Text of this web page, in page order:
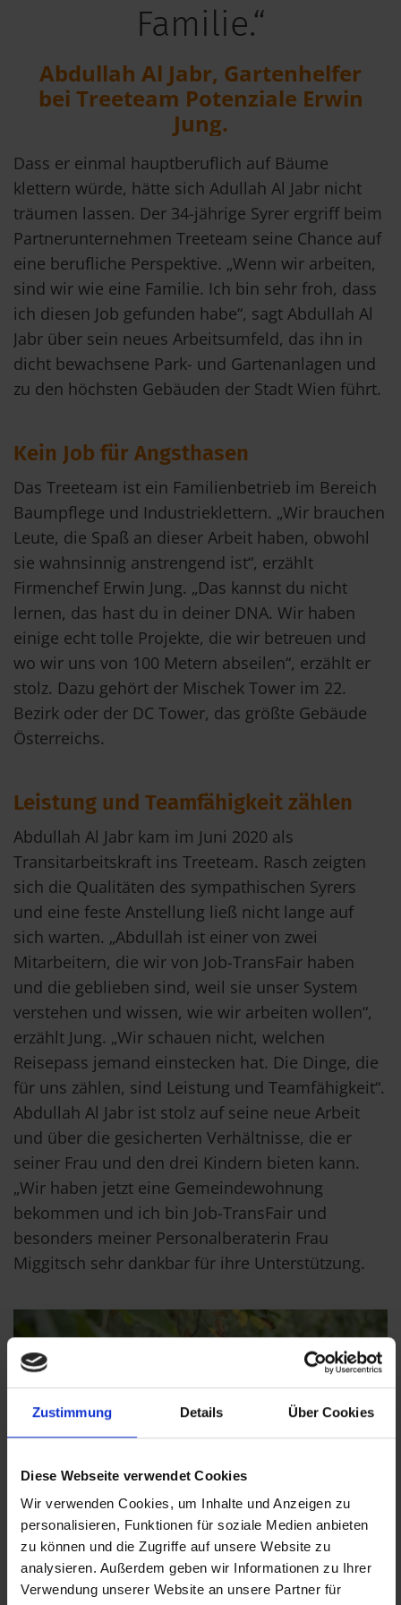
Zustimmung Details Über Cookies
Diese Webseite verwendet Cookies
Wir verwenden Cookies, um Inhalte und Anzeigen zu
personalisieren, Funktionen für soziale Medien anbieten
zu können und die Zugriffe auf unsere Website zu
analysieren. Außerdem geben wir Informationen zu Ihrer
Verwendung unserer Website an unsere Partner für
Familie.“
Abdullah Al Jabr, Gartenhelfer
bei Treeteam Potenziale Erwin
Jung.
Dass er einmal hauptberuflich auf Bäume
klettern würde, hätte sich Adullah Al Jabr nicht
träumen lassen. Der 34-jährige Syrer ergriff beim
Partnerunternehmen Treeteam seine Chance auf
eine berufliche Perspektive. „Wenn wir arbeiten,
sind wir wie eine Familie. Ich bin sehr froh, dass
ich diesen Job gefunden habe“, sagt Abdullah Al
Jabr über sein neues Arbeitsumfeld, das ihn in
dicht bewachsene Park- und Gartenanlagen und
zu den höchsten Gebäuden der Stadt Wien führt.
Kein Job für Angsthasen
Das Treeteam ist ein Familienbetrieb im Bereich
Baumpflege und Industrieklettern. „Wir brauchen
Leute, die Spaß an dieser Arbeit haben, obwohl
sie wahnsinnig anstrengend ist“, erzählt
Firmenchef Erwin Jung. „Das kannst du nicht
lernen, das hast du in deiner DNA. Wir haben
einige echt tolle Projekte, die wir betreuen und
wo wir uns von 100 Metern abseilen“, erzählt er
stolz. Dazu gehört der Mischek Tower im 22.
Bezirk oder der DC Tower, das größte Gebäude
Österreichs.
Leistung und Teamfähigkeit zählen
Abdullah Al Jabr kam im Juni 2020 als
Transitarbeitskraft ins Treeteam. Rasch zeigten
sich die Qualitäten des sympathischen Syrers
und eine feste Anstellung ließ nicht lange auf
sich warten. „Abdullah ist einer von zwei
Mitarbeitern, die wir von Job-TransFair haben
und die geblieben sind, weil sie unser System
verstehen und wissen, wie wir arbeiten wollen“,
erzählt Jung. „Wir schauen nicht, welchen
Reisepass jemand einstecken hat. Die Dinge, die
für uns zählen, sind Leistung und Teamfähigkeit“.
Abdullah Al Jabr ist stolz auf seine neue Arbeit
und über die gesicherten Verhältnisse, die er
seiner Frau und den drei Kindern bieten kann.
„Wir haben jetzt eine Gemeindewohnung
bekommen und ich bin Job-TransFair und
besonders meiner Personalberaterin Frau
Miggitsch sehr dankbar für ihre Unterstützung.